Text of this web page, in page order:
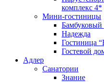
комплекс 4*
Мини-гостиницы
Бамбуковый
Надежда
Гостиница
Гостевой
Адлер
Санатории
Знание